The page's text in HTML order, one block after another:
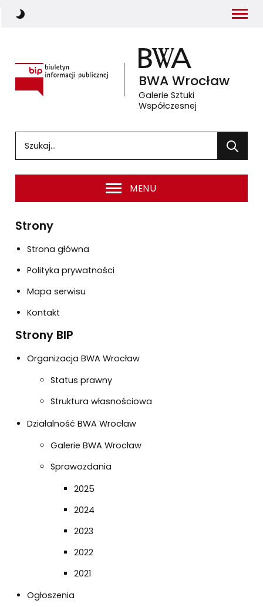
Włącz ciemny motyw strony
Biuletyn Informacji Publicznej
BWAWrocław
Galerie Sztuki
Współczesnej
(otwiera się w nowym oknie
Wprowadź słowa, które mają zostać wyszukane
MENU
Strony
Strona główna
Polityka prywatności
Mapa serwisu
Kontakt
Strony BIP
Organizacja BWA Wrocław
Status prawny
Struktura własnościowa
Działalność BWA Wrocław
Galerie BWA Wrocław
Sprawozdania
2025
2024
2023
2022
2021
Ogłoszenia